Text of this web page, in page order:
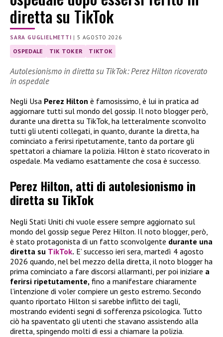
diretta su TikTok
SARA GUGLIELMETTI |5 AGOSTO 2026
OSPEDALE TIK TOKER TIKTOK
Autolesionismo in diretta su TikTok: Perez Hilton ricoverato
in ospedale
Negli Usa Perez Hilton è famosissimo, è lui in pratica ad
aggiornare tutti sul mondo del gossip. Il noto blogger però,
durante una diretta su TikTok, ha letteralmente sconvolto
tutti gli utenti collegati, in quanto, durante la diretta, ha
cominciato a ferirsi ripetutamente, tanto da portare gli
spettatori a chiamare la polizia. Hilton è stato ricoverato in
ospedale. Ma vediamo esattamente che cosa è successo.
Perez Hilton, atti di autolesionismo in
diretta su TikTok
Negli Stati Uniti chi vuole essere sempre aggiornato sul
mondo del gossip segue Perez Hilton. Il noto blogger, però,
è stato protagonista di un fatto sconvolgente durante una
diretta su TikTok. E’ successo ieri sera, martedì 4 agosto
2026 quando, nel bel mezzo della diretta, il noto blogger ha
prima cominciato a fare discorsi allarmanti, per poi iniziare a
ferirsi ripetutamente, fino a manifestare chiaramente
l’intenzione di voler compiere un gesto estremo. Secondo
quanto riportato Hilton si sarebbe inflitto dei tagli,
mostrando evidenti segni di sofferenza psicologica. Tutto
ciò ha spaventato gli utenti che stavano assistendo alla
diretta, spingendo molti di essi a chiamare la polizia.